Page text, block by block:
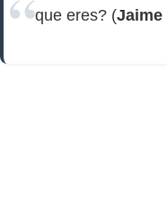
que eres? (Jaime